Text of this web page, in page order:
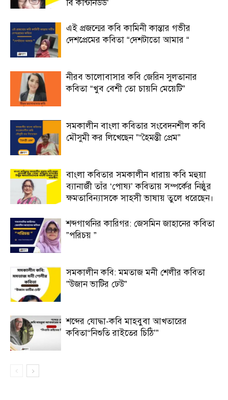
বি কন্টিনিউড’
এই প্রজন্মের কবি কামিনী কান্তার গভীর
দেশপ্রেমের কবিতা “দেশটাতো আমার “
নীরব ভালোবাসার কবি জেরিন সুলতানার
কবিতা “খুব বেশী তো চায়নি মেয়েটি”
সমকালীন বাংলা কবিতার সংবেদনশীল কবি
মৌসুমী কর লিখেছেন ”“হৈমন্তী প্রেম”
বাংলা কবিতার সমকালীন ধারায় কবি মহুয়া
ব্যানার্জী তাঁর ‘পোষ্য’ কবিতায় সম্পর্কের নিষ্ঠুর
ক্ষমতাবিন্যাসকে সাহসী ভাষায় তুলে ধরেছেন।
শব্দগাথনির কারিগর: জেসমিন জাহানের কবিতা
”পরিচয় ”
সমকালীন কবি: মমতাজ মনী শেলীর কবিতা
”উজান ভাটির ঢেউ”
শব্দের যোদ্ধা-কবি মাহবুবা আখতারের
কবিতা“নিশুতি রাইতের চিঠি’”